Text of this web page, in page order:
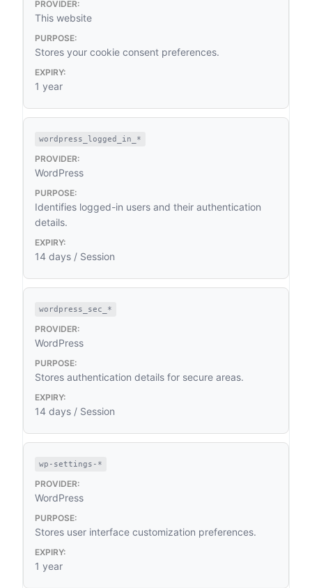
This website
Stores your cookie consent preferences.
1 year
wordpress_logged_in_*
WordPress
Identifies logged-in users and their authentication
details.
14 days / Session
wordpress_sec_*
WordPress
Stores authentication details for secure areas.
14 days / Session
wp-settings-*
WordPress
Stores user interface customization preferences.
1 year